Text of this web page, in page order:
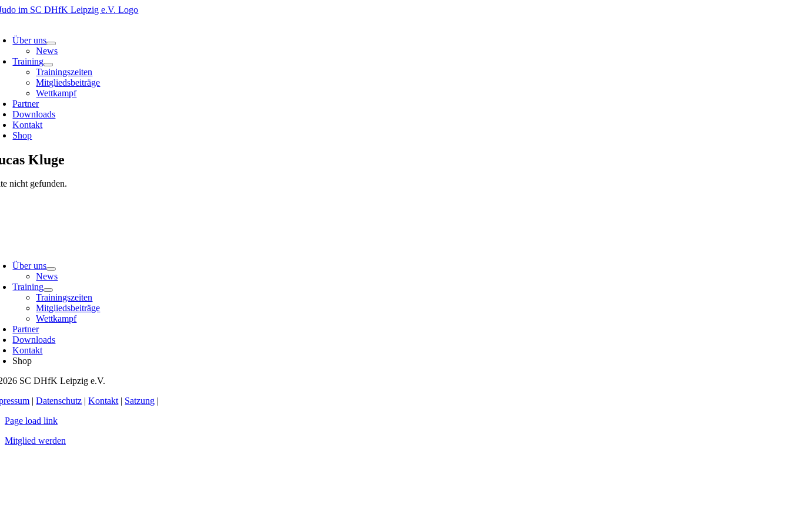
Zum
Über uns
News
Training
Trainingszeiten
Mitgliedsbeiträge
Wettkampf
Partner
Downloads
Kontakt
Shop
Kluge
nicht gefunden.
Über uns
News
Training
Trainingszeiten
Mitgliedsbeiträge
Wettkampf
Partner
Downloads
Kontakt
Shop
SC DHfK Leipzig e.V.
|Datenschutz |Kontakt | Satzung |
Page load link
Mitglied werden